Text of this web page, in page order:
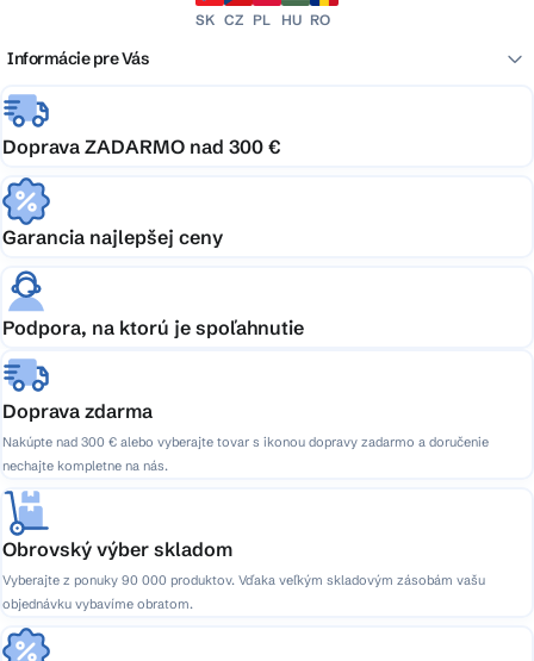
SK CZ PL HU RO
Informácie pre Vás
Doprava ZADARMO nad 300 €
Garancia najlepšej ceny
Podpora, na ktorú je spoľahnutie
Doprava zdarma
Nakúpte nad 300 € alebo vyberajte tovar s ikonou dopravy zadarmo a doručenie
nechajte kompletne na nás.
Obrovský výber skladom
Vyberajte z ponuky 90 000 produktov. Vďaka veľkým skladovým zásobám vašu
objednávku vybavíme obratom.